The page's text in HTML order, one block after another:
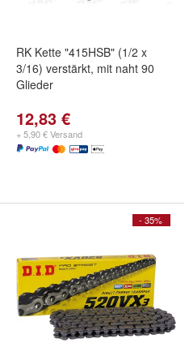
RK Kette "415HSB" (1/2 x
3/16) verstärkt, mit naht 90
Glieder
12,83 €
+ 5,90 € Versand
- 35%